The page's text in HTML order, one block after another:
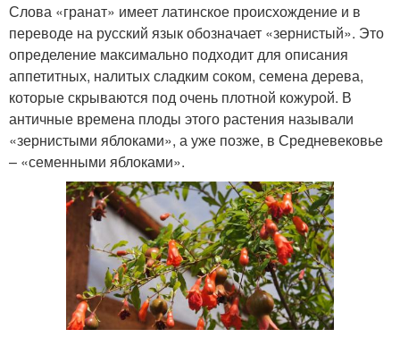
Слова «гранат» имеет латинское происхождение и в
переводе на русский язык обозначает «зернистый». Это
определение максимально подходит для описания
аппетитных, налитых сладким соком, семена дерева,
которые скрываются под очень плотной кожурой. В
античные времена плоды этого растения называли
«зернистыми яблоками», а уже позже, в Средневековье
– «семенными яблоками».